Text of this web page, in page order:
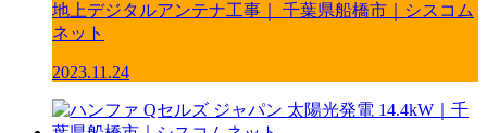
地上デジタルアンテナ工事｜ 千葉県船橋市｜シスコム
ネット
2023.11.24